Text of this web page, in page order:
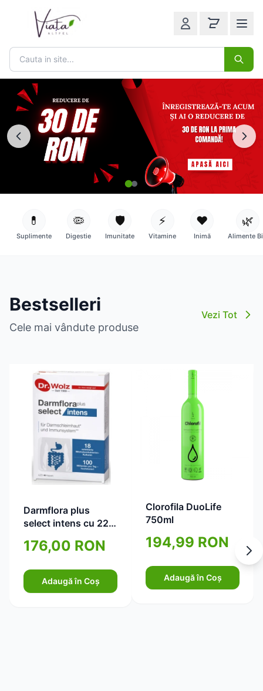
💊
Suplimente
🦠
Digestie
🛡️
Imunitate
⚡
Vitamine
❤️
Inimă
🌿
Alimente
Bestselleri
Cele mai vândute produse
Vezi Tot
Darmflora plus
select intens cu 22
Wolz 40cps
176,00 RON
Adaugă în Coș
Clorofila DuoLife
750ml
194,99 RON
Adaugă în Coș